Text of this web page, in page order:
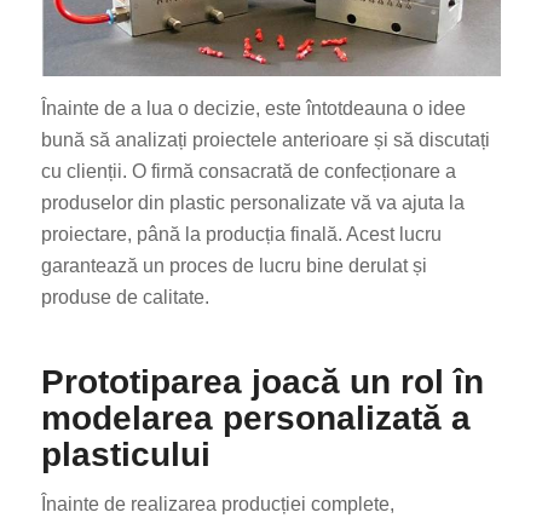
Înainte de a lua o decizie, este întotdeauna o idee
bună să analizați proiectele anterioare și să discutați
cu clienții. O firmă consacrată de confecționare a
produselor din plastic personalizate vă va ajuta la
proiectare, până la producția finală. Acest lucru
garantează un proces de lucru bine derulat și
produse de calitate.
Prototiparea joacă un rol în
modelarea personalizată a
plasticului
Înainte de realizarea producției complete,